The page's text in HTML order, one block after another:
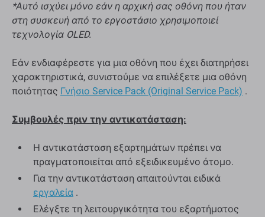
*Αυτό ισχύει μόνο εάν η αρχική σας οθόνη που ήταν
στη συσκευή από το εργοστάσιο χρησιμοποιεί
τεχνολογία OLED.
Εάν ενδιαφέρεστε για μια οθόνη που έχει διατηρήσει
χαρακτηριστικά, συνιστούμε να επιλέξετε μια οθόνη
ποιότητας Γνήσιο Service Pack (Original Service Pack) .
Συμβουλές πριν την αντικατάσταση:
Η αντικατάσταση εξαρτημάτων πρέπει να
πραγματοποιείται από εξειδικευμένο άτομο.
Για την αντικατάσταση απαιτούνται ειδικά
εργαλεία .
Ελέγξτε τη λειτουργικότητα του εξαρτήματος